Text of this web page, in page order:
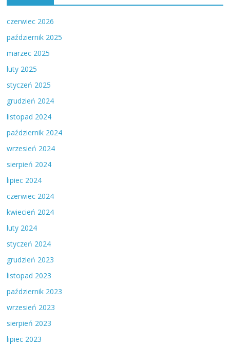
czerwiec 2026
październik 2025
marzec 2025
luty 2025
styczeń 2025
grudzień 2024
listopad 2024
październik 2024
wrzesień 2024
sierpień 2024
lipiec 2024
czerwiec 2024
kwiecień 2024
luty 2024
styczeń 2024
grudzień 2023
listopad 2023
październik 2023
wrzesień 2023
sierpień 2023
lipiec 2023